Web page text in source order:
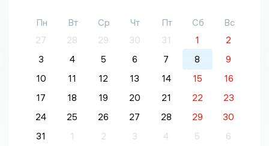
Пн Вт Ср Чт Пт Сб
Вс
27
28 29 30 31 1
2
3
4 5 6 7 8
9
10
11 12 13 14 15
16
17
18 19 20 21 22
23
24
25 26 27 28 29
30
31
1 2 3 4 5 6